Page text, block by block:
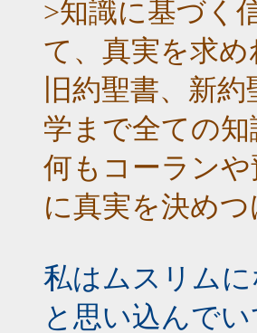
>知識に基づく
て、真実を求
旧約聖書、新
学まで全ての
何もコーラン
に真実を決め
私はムスリム
と思い込んで